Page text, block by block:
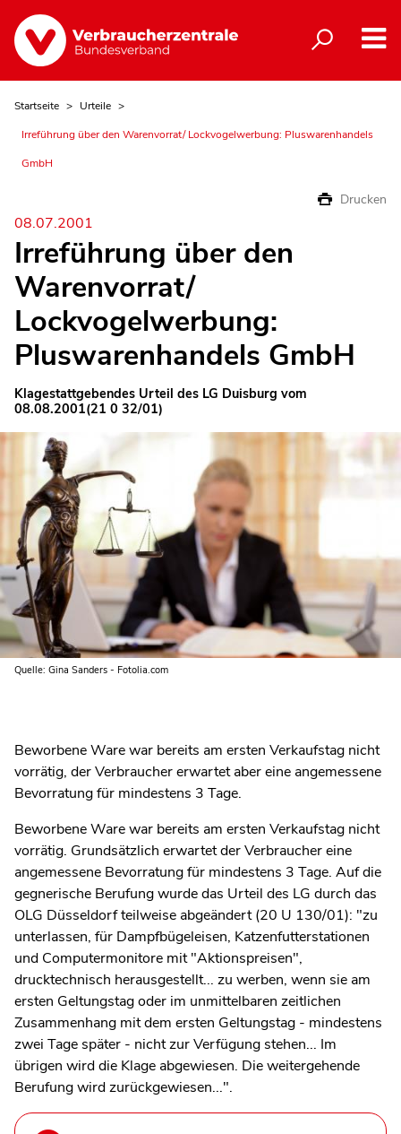
Startseite
Urteile
Irreführung über den Warenvorrat/ Lockvogelwerbung: Pluswarenhandels
GmbH
Drucken
08.07.2001
Irreführung über den
Warenvorrat/
Lockvogelwerbung:
Pluswarenhandels GmbH
Klagestattgebendes Urteil des LG Duisburg vom
08.08.2001(21 0 32/01)
Quelle: Gina Sanders - Fotolia.com
Beworbene Ware war bereits am ersten Verkaufstag nicht
vorrätig, der Verbraucher erwartet aber eine angemessene
Bevorratung für mindestens 3 Tage.
Beworbene Ware war bereits am ersten Verkaufstag nicht
vorrätig. Grundsätzlich erwartet der Verbraucher eine
angemessene Bevorratung für mindestens 3 Tage. Auf die
gegnerische Berufung wurde das Urteil des LG durch das
OLG Düsseldorf teilweise abgeändert (20 U 130/01): "zu
unterlassen, für Dampfbügeleisen, Katzenfutterstationen
und Computermonitore mit "Aktionspreisen",
drucktechnisch herausgestellt... zu werben, wenn sie am
ersten Geltungstag oder im unmittelbaren zeitlichen
Zusammenhang mit dem ersten Geltungstag - mindestens
zwei Tage später - nicht zur Verfügung stehen... Im
übrigen wird die Klage abgewiesen. Die weitergehende
Berufung wird zurückgewiesen...".